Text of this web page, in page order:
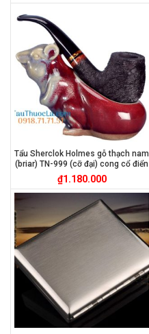
Tẩu Sherclok Holmes gỗ thạch nam
(briar) TN-999 (cỡ đại) cong cổ điển
₫1.180.000